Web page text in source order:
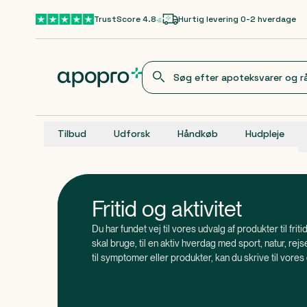
Gå til hovedindholdTrustScore 4.8 Hurtig levering 0-2 hverdage
Tilbud Udforsk Håndkøb Hudpleje
Fritid og aktivitet
Du har fundet vej til vores udvalg af produkter til
skal bruge, til en aktiv hverdag med sport, natur,
til symptomer eller produkter, kan du skrive til